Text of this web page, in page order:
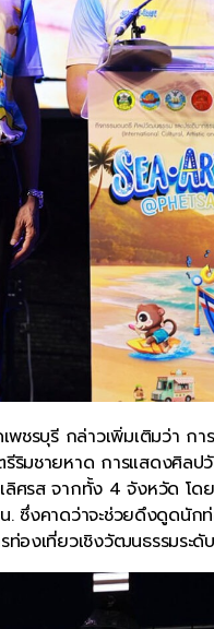
พชรบุรี กล่าวเพิ่มเติมว่า
มชายหาด การแสดงศิลป
ศรส จากทั้ง 4 จังหวัด โด
งคาดว่าจะช่วยดึงดูดนัก
องเที่ยวเชิงวัฒนธรรมระ